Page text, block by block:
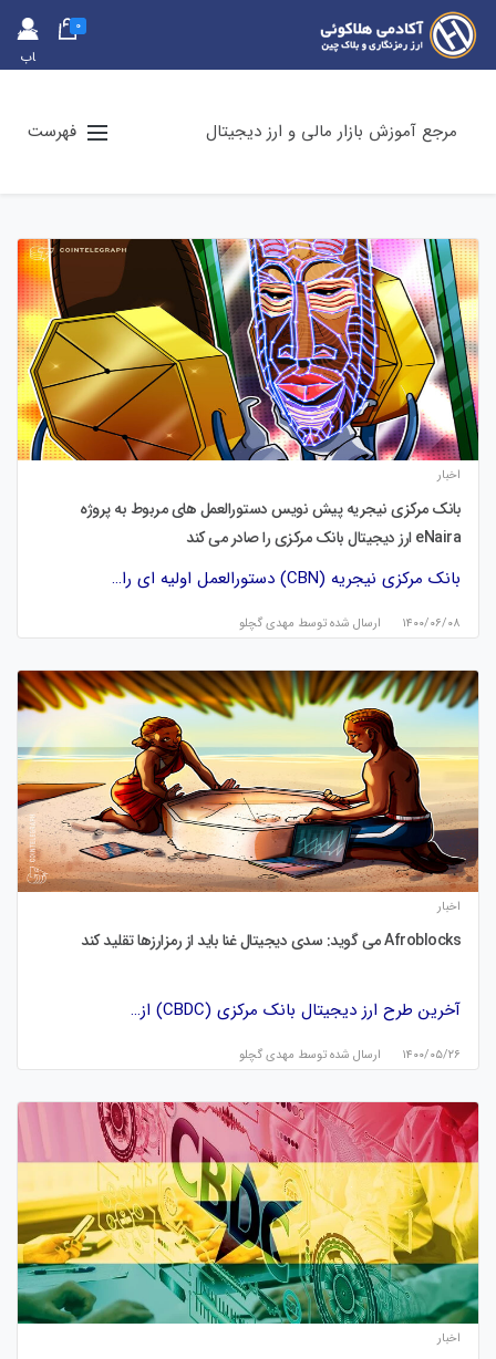
حس
اب
0
مرجع آموزش بازار مالی و ارز دیجیتال فهرست
اخبار
بانک مرکزی نیجریه پیش نویس دستورالعمل های مربوط به پروژه
eNaira ارز دیجیتال بانک مرکزی را صادر می کند
بانک مرکزی نیجریه (CBN) دستورالعمل اولیه ای را…
۱۴۰۰/۰۶/۰۸ ارسال شده توسط مهدی گچلو
اخبار
Afroblocks می گوید: سدی دیجیتال غنا باید از رمزارزها تقلید کند
آخرین طرح ارز دیجیتال بانک مرکزی (CBDC) از…
۱۴۰۰/۰۵/۲۶ ارسال شده توسط مهدی گچلو
اخبار